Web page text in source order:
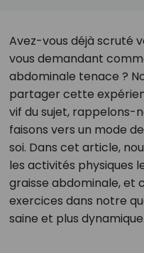
Avez-vous déjà scruté
vous demandant
abdominale tenace ?
partager cette
vif du sujet, rappelons-
faisons vers un mode
soi. Dans cet article,
les activités physiques
graisse abdominale, et
exercices dans notre
saine et plus dynamique.